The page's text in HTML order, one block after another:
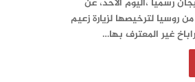
رسميا ،اليوم الأحد، عن
روسيا لترخيصها لزيارة زعيم
غير المعترف بها…